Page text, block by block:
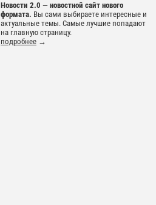
Новости 2.0 — новостной сайт нового
формата. Вы сами выбираете интересные и
актуальные темы. Самые лучшие попадают
на главную страницу.
подробнее →